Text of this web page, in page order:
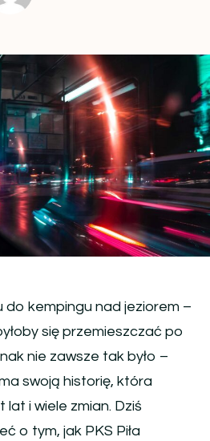
do kempingu nad jeziorem –
się przemieszczać po
nie zawsze tak było –
swoją historię, która
i wiele zmian. Dziś
o tym, jak PKS Piła